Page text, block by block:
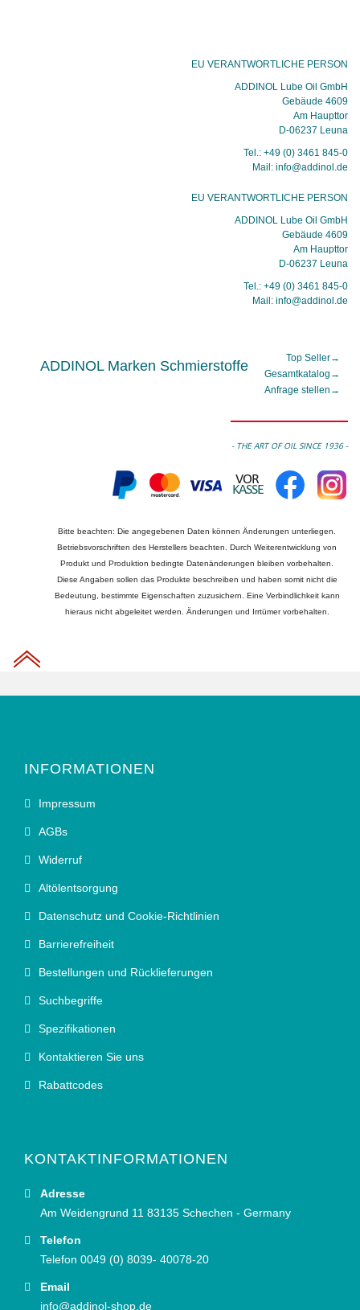
EU VERANTWORTLICHE PERSON
ADDINOL Lube Oil GmbH
Gebäude 4609
Am Haupttor
D-06237 Leuna
Tel.: +49 (0) 3461 845-0
Mail: info@addinol.de
EU VERANTWORTLICHE PERSON
ADDINOL Lube Oil GmbH
Gebäude 4609
Am Haupttor
D-06237 Leuna
Tel.: +49 (0) 3461 845-0
Mail: info@addinol.de
ADDINOL Marken Schmierstoffe Top Seller→
Gesamtkatalog →
Anfrage stellen →
- THE ART OF OIL SINCE 1936 -
Bitte beachten: Die angegebenen Daten können Änderungen unterliegen.
Betriebsvorschriften des Herstellers beachten. Durch Weiterentwicklung von
Produkt und Produktion bedingte Datenänderungen bleiben vorbehalten.
Diese Angaben sollen das Produkte beschreiben und haben somit nicht die
Bedeutung, bestimmte Eigenschaften zuzusichern. Eine Verbindlichkeit kann
hieraus nicht abgeleitet werden. Änderungen und Irrtümer vorbehalten.
INFORMATIONEN
Impressum
AGBs
Widerruf
Altölentsorgung
Datenschutz und Cookie-Richtlinien
Barrierefreiheit
Bestellungen und Rücklieferungen
Suchbegriffe
Spezifikationen
Kontaktieren Sie uns
Rabattcodes
KONTAKTINFORMATIONEN
Adresse
Am Weidengrund 11 83135 Schechen - Germany
Telefon
Telefon 0049 (0) 8039- 40078-20
Email
info@addinol-shop.de